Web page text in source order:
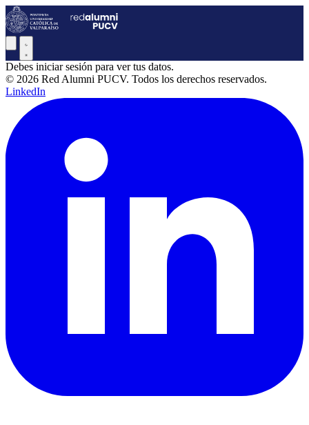
Debes iniciar sesión para ver tus datos.
© 2026 Red Alumni PUCV. Todos los derechos reservados.
LinkedIn